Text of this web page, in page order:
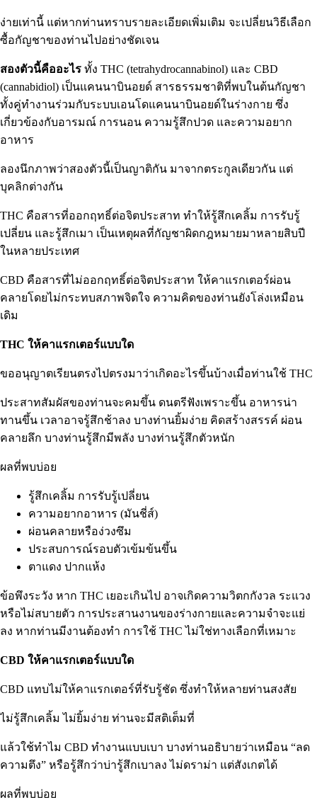
ง่ายเท่านี้ แต่หากท่านทราบรายละเอียดเพิ่มเติม จะเปลี่ยนวิธีเลือก
ซื้อกัญชาของท่านไปอย่างชัดเจน
สองตัวนี้คืออะไร ทั้ง THC (tetrahydrocannabinol) และ CBD
(cannabidiol) เป็นแคนนาบินอยด์ สารธรรมชาติที่พบในต้นกัญชา
ทั้งคู่ทำงานร่วมกับระบบเอนโดแคนนาบินอยด์ในร่างกาย ซึ่ง
เกี่ยวข้องกับอารมณ์ การนอน ความรู้สึกปวด และความอยาก
อาหาร
ลองนึกภาพว่าสองตัวนี้เป็นญาติกัน มาจากตระกูลเดียวกัน แต่
บุคลิกต่างกัน
THC คือสารที่ออกฤทธิ์ต่อจิตประสาท ทำให้รู้สึกเคลิ้ม การรับรู้
เปลี่ยน และรู้สึกเมา เป็นเหตุผลที่กัญชาผิดกฎหมายมาหลายสิบปี
ในหลายประเทศ
CBD คือสารที่ไม่ออกฤทธิ์ต่อจิตประสาท ให้คาแรกเตอร์ผ่อน
คลายโดยไม่กระทบสภาพจิตใจ ความคิดของท่านยังโล่งเหมือน
เดิม
THC ให้คาแรกเตอร์แบบใด
ขออนุญาตเรียนตรงไปตรงมาว่าเกิดอะไรขึ้นบ้างเมื่อท่านใช้ THC
ประสาทสัมผัสของท่านจะคมขึ้น ดนตรีฟังเพราะขึ้น อาหารน่า
ทานขึ้น เวลาอาจรู้สึกช้าลง บางท่านยิ้มง่าย คิดสร้างสรรค์ ผ่อน
คลายลึก บางท่านรู้สึกมีพลัง บางท่านรู้สึกตัวหนัก
ผลที่พบบ่อย
รู้สึกเคลิ้ม การรับรู้เปลี่ยน
ความอยากอาหาร (มันชี่ส์)
ผ่อนคลายหรือง่วงซึม
ประสบการณ์รอบตัวเข้มข้นขึ้น
ตาแดง ปากแห้ง
ข้อพึงระวัง หาก THC เยอะเกินไป อาจเกิดความวิตกกังวล ระแวง
หรือไม่สบายตัว การประสานงานของร่างกายและความจำจะแย่
ลง หากท่านมีงานต้องทำ การใช้ THC ไม่ใช่ทางเลือกที่เหมาะ
CBD ให้คาแรกเตอร์แบบใด
CBD แทบไม่ให้คาแรกเตอร์ที่รับรู้ชัด ซึ่งทำให้หลายท่านสงสัย
ไม่รู้สึกเคลิ้ม ไม่ยิ้มง่าย ท่านจะมีสติเต็มที่
แล้วใช้ทำไม CBD ทำงานแบบเบา บางท่านอธิบายว่าเหมือน “ลด
ความตึง” หรือรู้สึกว่าบ่ารู้สึกเบาลง ไม่ดราม่า แต่สังเกตได้
ผลที่พบบ่อย